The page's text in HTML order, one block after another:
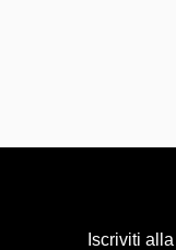
Iscriviti